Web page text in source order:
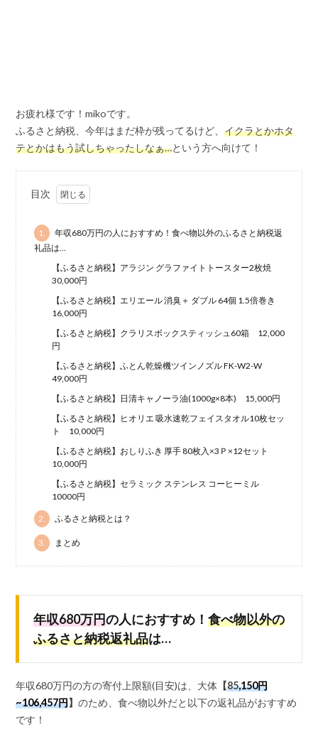
お疲れ様です！mikoです。
ふるさと納税、今年はまだ枠が残ってるけど、イクラとかホタ
テとかはもう試しちゃったしなぁ…という方へ向けて！
目次
1.
年収680万円の人におすすめ！食べ物以外のふるさと納税返
礼品は…
【ふるさと納税】アラジン グラファイトトースター2枚焼
30,000円
【ふるさと納税】エリエール 消臭＋ ダブル 64個 1.5倍巻き
16,000円
【ふるさと納税】クラリスボックスティッシュ60箱 12,000
円
【ふるさと納税】ふとん乾燥機ツインノズル FK-W2-W
49,000円
【ふるさと納税】日清キャノーラ油(1000g×8本) 15,000円
【ふるさと納税】ヒオリエ 吸水速乾フェイスタオル10枚セッ
ト 10,000円
【ふるさと納税】おしりふき 厚手 80枚入×3Ｐ×12セット
10,000円
【ふるさと納税】セラミック ステンレス コーヒーミル
10000円
2. ふるさと納税とは？
3. まとめ
年収680万円の人におすすめ！食べ物以外の
ふるさと納税返礼品は…
年収680万円の方の寄付上限額(目安)は、大体 【85,150円
~106,457円】のため、食べ物以外だと以下の返礼品がおすすめ
です！